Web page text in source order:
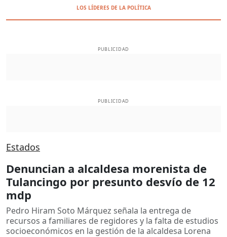
LOS LÍDERES DE LA POLÍTICA
PUBLICIDAD
PUBLICIDAD
Estados
Denuncian a alcaldesa morenista de
Tulancingo por presunto desvío de 12
mdp
Pedro Hiram Soto Márquez señala la entrega de
recursos a familiares de regidores y la falta de estudios
socioeconómicos en la gestión de la alcaldesa Lorena